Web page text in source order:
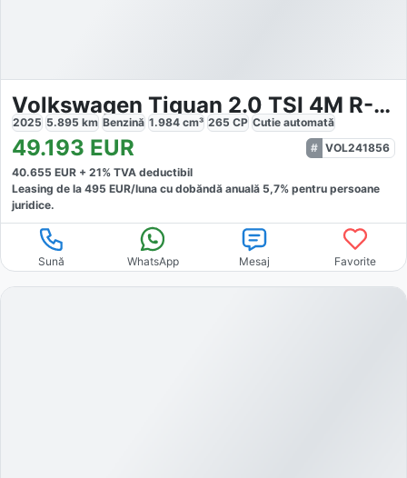
Volkswagen Tiguan 2.0 TSI 4M R-Line
2025 5.895 km Benzină 1.984 cm³ 265 CP Cutie automată
49.193 EUR
VOL241856
40.655 EUR + 21% TVA deductibil
Leasing de la 495 EUR/luna cu dobăndă anuală 5,7% pentru persoane
juridice.
Sună WhatsApp Mesaj Favorite